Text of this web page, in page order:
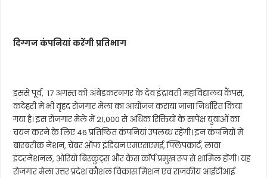
दिग्गज कंपनियां करेंगी प्रतिभाग
इससे पूर्व, 17 अगस्त को अंबेडकरनगर के देव इंद्रावती महाविद्यालय कैंपस,
कटेहरी में भी वृहद रोजगार मेला का आयोजन कराया जाना निर्धारित किया
गया है। इस रोजगार मेले में 21,000 से अधिक रिक्तियों के सापेक्ष युवाओं का
चयन करने के लिए 46 प्रतिष्ठित कंपनियां उपलब्ध रहेंगी। इन कंपनियों में
बारबरीक नेशन, चेंबर ऑफ इंडियन एमएसएमई, फ्लिपकार्ट, लावा
इंटरनेशनल, ओरियो बिस्कुट्स और केस कॉर्प प्रमुख रूप से शामिल होंगी। यह
रोजगार मेला उत्तर प्रदेश कौशल विकास मिशन एवं राजकीय आईटीआई